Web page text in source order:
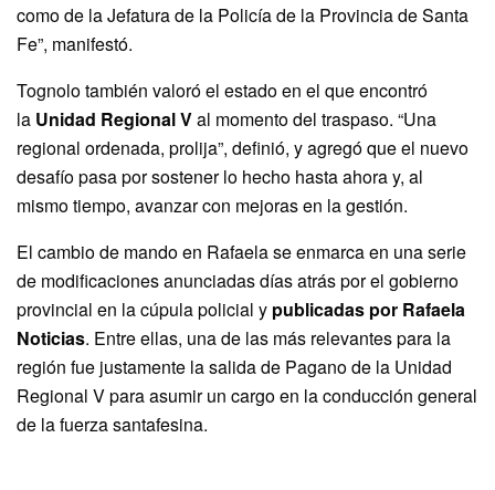
como de la Jefatura de la Policía de la Provincia de Santa
Fe”, manifestó.
Tognolo también valoró el estado en el que encontró
la Unidad Regional Val momento del traspaso. “Una
regional ordenada, prolija”, definió, y agregó que el nuevo
desafío pasa por sostener lo hecho hasta ahora y, al
mismo tiempo, avanzar con mejoras en la gestión.
El cambio de mando en Rafaela se enmarca en una serie
de modificaciones anunciadas días atrás por el gobierno
provincial en la cúpula policial y publicadas por Rafaela
Noticias. Entre ellas, una de las más relevantes para la
región fue justamente la salida de Pagano de la Unidad
Regional V para asumir un cargo en la conducción general
de la fuerza santafesina.